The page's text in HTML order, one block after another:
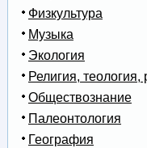
Физкультура
Музыка
Экология
Религия,
Обществознание
Палеонтология
География